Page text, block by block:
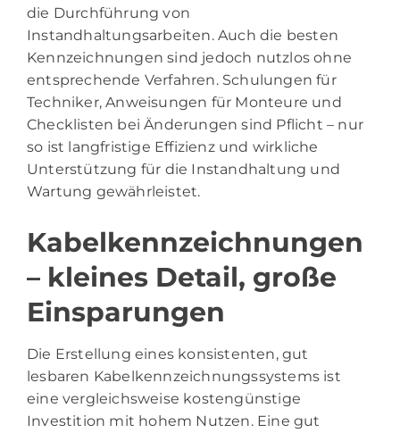
die Durchführung von
Instandhaltungsarbeiten. Auch die besten
Kennzeichnungen sind jedoch nutzlos ohne
entsprechende Verfahren. Schulungen für
Techniker, Anweisungen für Monteure und
Checklisten bei Änderungen sind Pflicht – nur
so ist langfristige Effizienz und wirkliche
Unterstützung für die Instandhaltung und
Wartung gewährleistet.
Kabelkennzeichnungen
– kleines Detail, große
Einsparungen
Die Erstellung eines konsistenten, gut
lesbaren Kabelkennzeichnungssystems ist
eine vergleichsweise kostengünstige
Investition mit hohem Nutzen. Eine gut